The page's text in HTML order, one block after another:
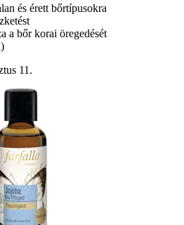
és érett bőrtípusokra
a bőr korai öregedését
11.